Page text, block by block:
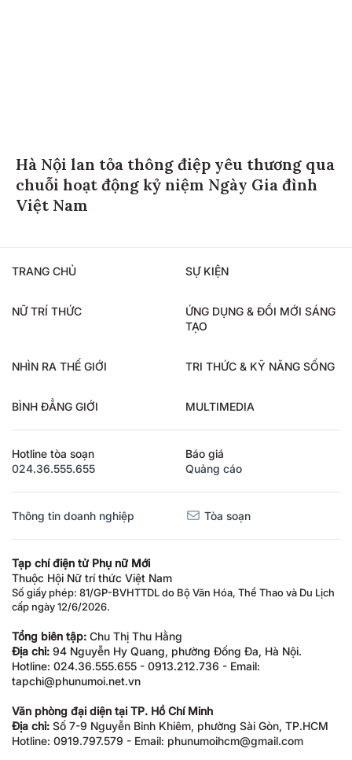
Hà Nội lan tỏa thông điệp yêu thương qua
chuỗi hoạt động kỷ niệm Ngày Gia đình
Việt Nam
TRANG CHỦ SỰ KIỆN
NỮ TRÍ THỨC
ỨNG DỤNG & ĐỔI MỚI SÁNG
TẠO
NHÌN RA THẾ GIỚI TRI THỨC & KỸ NĂNG SỐNG
BÌNH ĐẲNG GIỚI MULTIMEDIA
Hotline tòa soạn
024.36.555.655
Báo giá
Quảng cáo
Thông tin doanh nghiệp Tòa soạn
Tạp chí điện tử Phụ nữ Mới
Thuộc Hội Nữ trí thức Việt Nam
Số giấy phép: 81/GP-BVHTTDL do Bộ Văn Hóa, Thể Thao và Du Lịch
cấp ngày 12/6/2026.
Tổng biên tập: Chu Thị Thu Hằng
Địa chỉ: 94 Nguyễn Hy Quang, phường Đống Đa, Hà Nội.
Hotline: 024.36.555.655 - 0913.212.736 - Email:
tapchi@phunumoi.net.vn
Văn phòng đại diện tại TP. Hồ Chí Minh
Địa chỉ: Số 7-9 Nguyễn Bỉnh Khiêm, phường Sài Gòn, TP.HCM
Hotline: 0919.797.579 - Email: phunumoihcm@gmail.com